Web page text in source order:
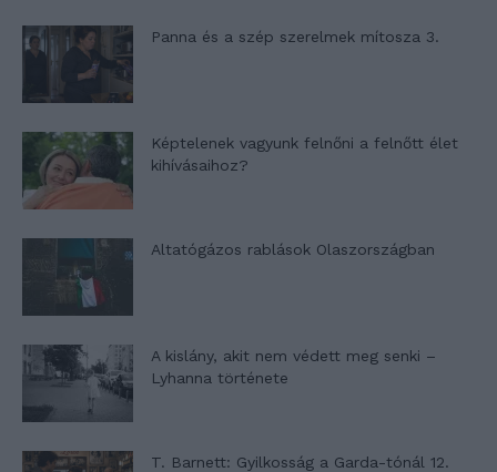
Panna és a szép szerelmek mítosza 3.
Képtelenek vagyunk felnőni a felnőtt élet
kihívásaihoz?
Altatógázos rablások Olaszországban
A kislány, akit nem védett meg senki –
Lyhanna története
T. Barnett: Gyilkosság a Garda-tónál 12.